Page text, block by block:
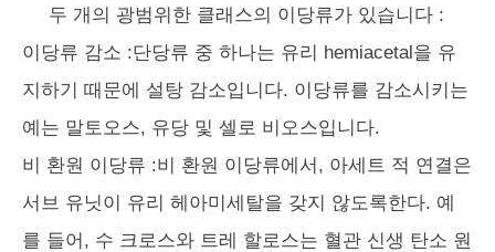
두 개의 광범위한 클래스의 이당류가 있습니다 :
이당류 감소 :단당류 중 하나는 유리 hemiacetal을 유
지하기 때문에 설탕 감소입니다. 이당류를 감소시키는
예는 말토오스, 유당 및 셀로 비오스입니다.
비 환원 이당류 :비 환원 이당류에서, 아세트 적 연결은
서브 유닛이 유리 헤아미세탈을 갖지 않도록한다. 예
를 들어, 수 크로스와 트레 할로스는 혈관 신생 탄소 원